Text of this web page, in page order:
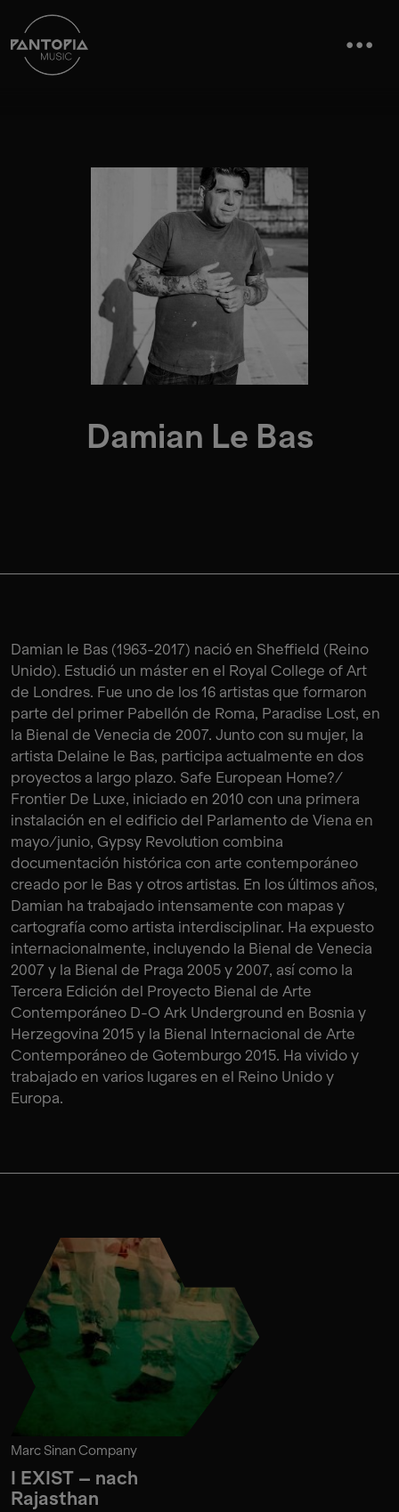
Damian Le Bas
Damian le Bas (1963-2017) nació en Sheffield (Reino
Unido). Estudió un máster en el Royal College of Art
de Londres. Fue uno de los 16 artistas que formaron
parte del primer Pabellón de Roma, Paradise Lost, en
la Bienal de Venecia de 2007. Junto con su mujer, la
artista Delaine le Bas, participa actualmente en dos
proyectos a largo plazo. Safe European Home?/
Frontier De Luxe, iniciado en 2010 con una primera
instalación en el edificio del Parlamento de Viena en
mayo/junio, Gypsy Revolution combina
documentación histórica con arte contemporáneo
creado por le Bas y otros artistas. En los últimos años,
Damian ha trabajado intensamente con mapas y
cartografía como artista interdisciplinar. Ha expuesto
internacionalmente, incluyendo la Bienal de Venecia
2007 y la Bienal de Praga 2005 y 2007, así como la
Tercera Edición del Proyecto Bienal de Arte
Contemporáneo D-O Ark Underground en Bosnia y
Herzegovina 2015 y la Bienal Internacional de Arte
Contemporáneo de Gotemburgo 2015. Ha vivido y
trabajado en varios lugares en el Reino Unido y
Europa.
Marc Sinan Company
I EXIST – nach
Rajasthan